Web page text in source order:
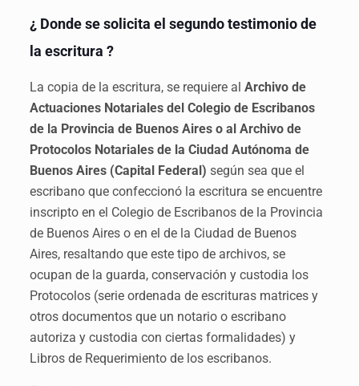
¿ Donde se solicita el segundo testimonio de
la escritura ?
La copia de la escritura, se requiere al Archivo de
Actuaciones Notariales del Colegio de Escribanos
de la Provincia de Buenos Aires o al Archivo de
Protocolos Notariales de la Ciudad Autónoma de
Buenos Aires (Capital Federal) según sea que el
escribano que confeccionó la escritura se encuentre
inscripto en el Colegio de Escribanos de la Provincia
de Buenos Aires o en el de la Ciudad de Buenos
Aires, resaltando que este tipo de archivos, se
ocupan de la guarda, conservación y custodia los
Protocolos (serie ordenada de escrituras matrices y
otros documentos que un notario o escribano
autoriza y custodia con ciertas formalidades) y
Libros de Requerimiento de los escribanos.